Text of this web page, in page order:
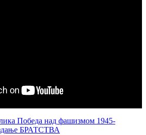
Победа над фашизмом 1945-
БРАТСТВА